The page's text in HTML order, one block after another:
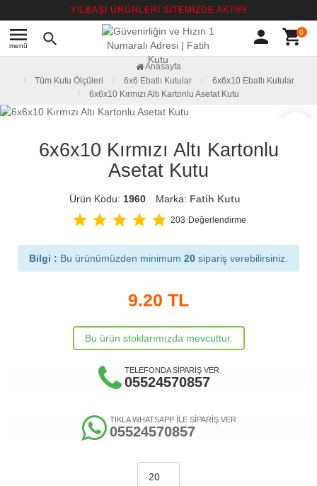
YILBAŞI ÜRÜNLERİ SİTEMİZDE AKTİF!
menu
menü search person shopping_cart0
Anasayfa
Tüm Kutu Ölçüleri
6x6 Ebatlı Kutular
6x6x10 Ebatlı Kutular
6x6x10 Kırmızı Altı Kartonlu Asetat Kutu
6x6x10 Kırmızı Altı Kartonlu
Asetat Kutu
Ürün Kodu: 1960 Marka: Fatih Kutu
star star star star star 203 Değerlendirme
Bilgi : Bu ürünümüzden minimum 20 sipariş verebilirsiniz.
9.20 TL
Bu ürün stoklarımızda mevcuttur.
TELEFONDA SİPARİŞ VER
05524570857
TIKLA WHATSAPP İLE SİPARİŞ VER
05524570857